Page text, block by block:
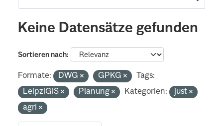
Keine Datensätze gefunden
Sortieren nach
Formate: DWG GPKG
Tags:
LeipziGIS
Planung Kategorien:
just
agri